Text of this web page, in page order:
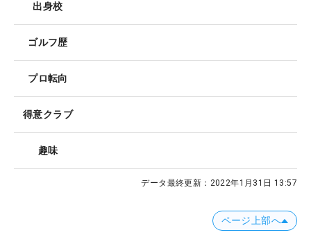
出身校
ゴルフ歴
プロ転向
得意クラブ
趣味
データ最終更新： 2022年1月31日 13:57
ページ上部へ